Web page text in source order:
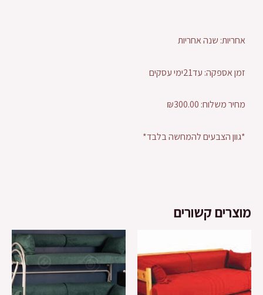
אחריות: שנה אחריות
זמן אספקה: עד21ימי עסקים
מחיר משלוח: ₪300.00
*גוון הצבעים להמחשה בלבד*
מוצרים קשורים